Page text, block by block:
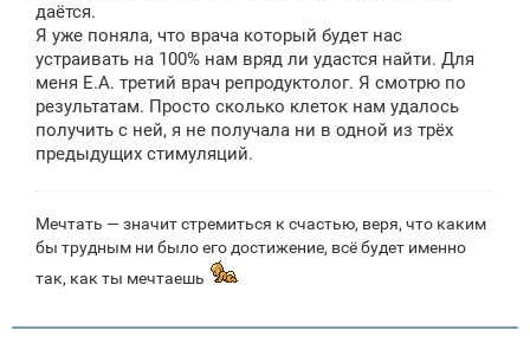
даётся.
Я уже поняла, что врача который будет нас
устраивать на 100% нам вряд ли удастся найти. Для
меня Е.А. третий врач репродуктолог. Я смотрю по
результатам. Просто сколько клеток нам удалось
получить с ней, я не получала ни в одной из трёх
предыдущих стимуляций.
Мечтать — значит стремиться к счастью, веря, что каким
бы трудным ни было его достижение, всё будет именно
так, как ты мечтаешь